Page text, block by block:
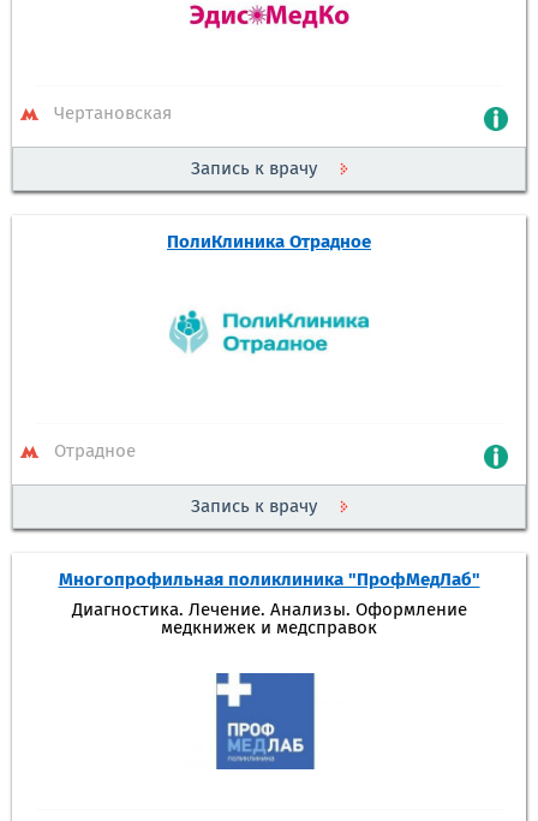
Чертановская
Запись к врачу
ПолиКлиника Отрадное
Отрадное
Запись к врачу
Многопрофильная поликлиника "ПрофМедЛаб"
Диагностика. Лечение. Анализы. Оформление
медкнижек и медсправок